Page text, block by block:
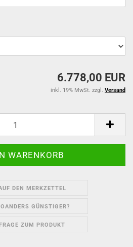
6.778,00 EUR
inkl. 19% MwSt. zzgl. Versand
DEN MERKZETTEL
GÜNSTIGER?
ZUM PRODUKT